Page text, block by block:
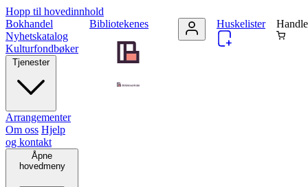
Hopp til hovedinnhold
Bibliotekenes
Bokhandel
Nyhetskatalog
Kulturfondbøker
Tjenester
Arrangementer
Om oss Hjelp
og kontakt
Åpne
hovedmeny
Huskelister